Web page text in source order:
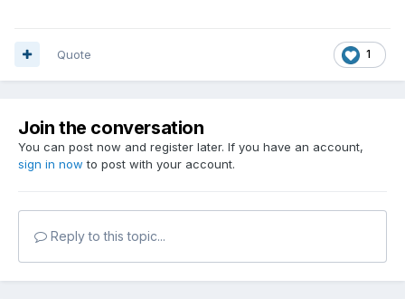
1
Quote
Join the conversation
You can post now and register later. If you have an account,
sign in now to post with your account.
Reply to this topic...